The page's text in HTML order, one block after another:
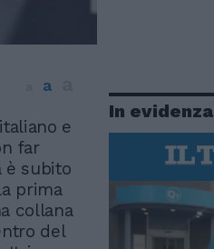
a
e
far
è subito
prima
collana
del
In evidenza